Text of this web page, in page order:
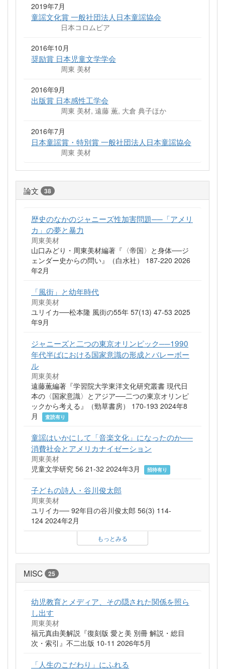
2019年7月
童謡文化賞 一般社団法人日本童謡協会
日本コロムビア
2016年10月
奨励賞 日本児童文学学会
周東 美材
2016年9月
出版賞 日本感性工学会
周東 美材, 遠藤 薫, 大倉 典子ほか
2016年7月
日本童謡賞・特別賞 一般社団法人日本童謡協会
周東 美材
論文 38
歴史のなかのジャニーズ性加害問題──「アメリ
カ」の夢と暴力
周東美材
山口みどり・周東美材編著『〈帝国〉と身体──ジ
ェンダー史からの問い』（白水社） 187-220 2026
年2月
「風街」と幼年時代
周東美材
ユリイカ──松本隆 風街の55年 57(13) 47-53 2025
年9月
ジャニーズと二つの東京オリンピック──1990
年代半ばにおける国家意識の形成とバレーボー
ル
周東美材
遠藤薫編著『学習院大学東洋文化研究叢書 現代日
本の〈国家意識〉とアジア──二つの東京オリンピ
ックから考える』（勁草書房） 170-193 2024年8
月
査読有り
童謡はいかにして「音楽文化」になったのか──
消費社会とアメリカナイゼーション
周東美材
児童文学研究 56 21-32 2024年3月
招待有り
子どもの詩人・谷川俊太郎
周東美材
ユリイカ── 92年目の谷川俊太郎 56(3) 114-
124 2024年2月
もっとみる
MISC 25
幼児教育とメディア、その隠された関係を照ら
し出す
周東美材
福元真由美解説『復刻版 愛と美 別冊 解説・総目
次・索引』不二出版 10-11 2026年5月
「人生のこだわり」にふれる